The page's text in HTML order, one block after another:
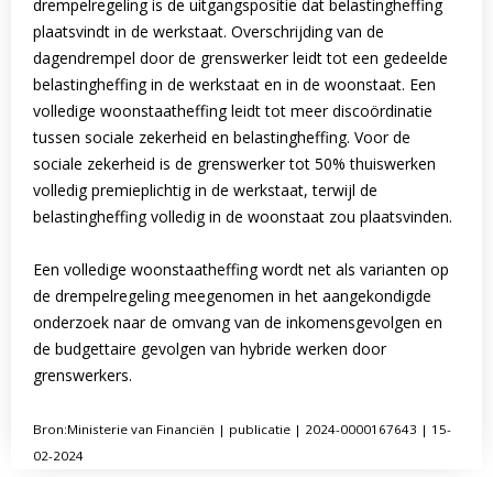
drempelregeling is de uitgangspositie dat belastingheffing
plaatsvindt in de werkstaat. Overschrijding van de
dagendrempel door de grenswerker leidt tot een gedeelde
belastingheffing in de werkstaat en in de woonstaat. Een
volledige woonstaatheffing leidt tot meer discoördinatie
tussen sociale zekerheid en belastingheffing. Voor de
sociale zekerheid is de grenswerker tot 50% thuiswerken
volledig premieplichtig in de werkstaat, terwijl de
belastingheffing volledig in de woonstaat zou plaatsvinden.
Een volledige woonstaatheffing wordt net als varianten op
de drempelregeling meegenomen in het aangekondigde
onderzoek naar de omvang van de inkomensgevolgen en
de budgettaire gevolgen van hybride werken door
grenswerkers.
Bron:Ministerie van Financiën | publicatie | 2024-0000167643 | 15-
02-2024